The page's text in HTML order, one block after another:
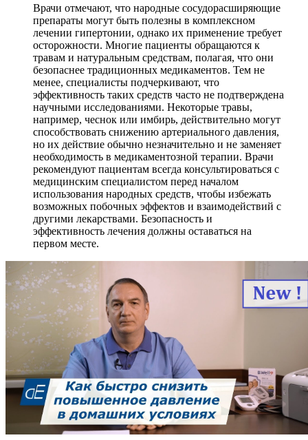
Врачи отмечают, что народные сосудорасширяющие
препараты могут быть полезны в комплексном
лечении гипертонии, однако их применение требует
осторожности. Многие пациенты обращаются к
травам и натуральным средствам, полагая, что они
безопаснее традиционных медикаментов. Тем не
менее, специалисты подчеркивают, что
эффективность таких средств часто не подтверждена
научными исследованиями. Некоторые травы,
например, чеснок или имбирь, действительно могут
способствовать снижению артериального давления,
но их действие обычно незначительно и не заменяет
необходимость в медикаментозной терапии. Врачи
рекомендуют пациентам всегда консультироваться с
медицинским специалистом перед началом
использования народных средств, чтобы избежать
возможных побочных эффектов и взаимодействий с
другими лекарствами. Безопасность и
эффективность лечения должны оставаться на
первом месте.